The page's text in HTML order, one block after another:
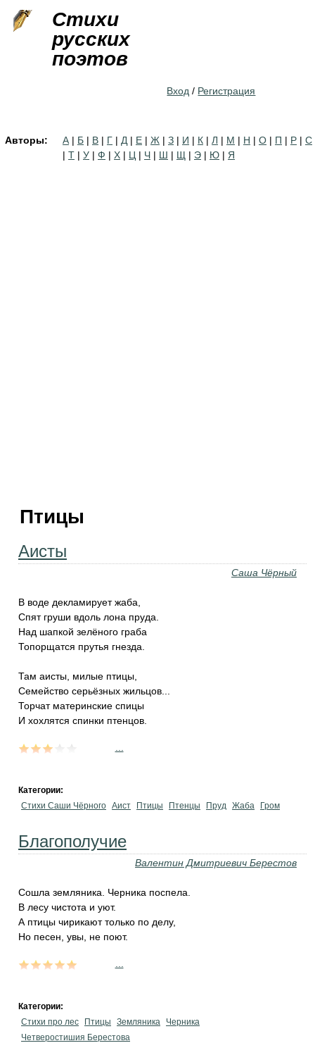
Стихи
русских
поэтов
Вход / Регистрация
Авторы: А | Б | В | Г | Д | Е | Ж | З | И | К | Л | М | Н | О | П | Р | С
| Т | У | Ф | Х | Ц | Ч | Ш | Щ | Э | Ю | Я
Птицы
Аисты
Саша Чёрный
В воде декламирует жаба,
Спят груши вдоль лона пруда.
Над шапкой зелёного граба
Топорщатся прутья гнезда.
Там аисты, милые птицы,
Семейство серьёзных жильцов...
Торчат материнские спицы
И хохлятся спинки птенцов.
Категории:
Стихи Саши Чёрного Аист Птицы Птенцы Пруд Жаба Гром
Благополучие
Валентин Дмитриевич Берестов
Сошла земляника. Черника поспела.
В лесу чистота и уют.
А птицы чирикают только по делу,
Но песен, увы, не поют.
Категории:
Стихи про лес
Птицы Земляника
Черника
Четверостишия Берестова